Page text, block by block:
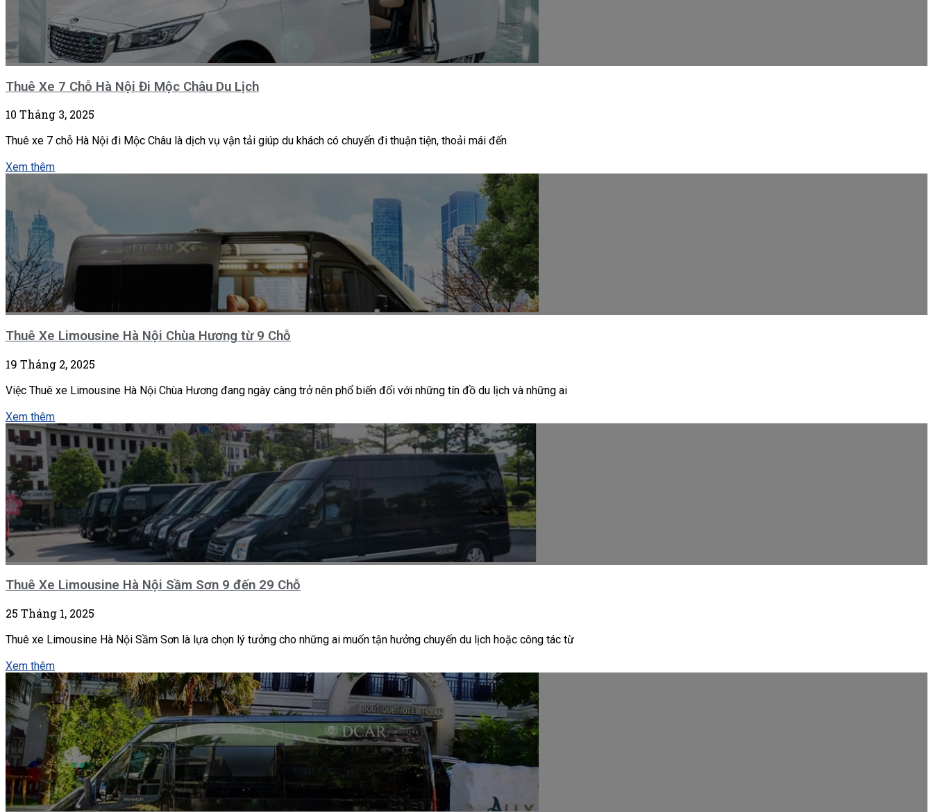
Thuê Xe 7 Chỗ Hà Nội Đi Mộc Châu Du Lịch
10 Tháng 3, 2025
Thuê xe 7 chỗ Hà Nội đi Mộc Châu là dịch vụ vận tải giúp du khách có chuyến đi thuận tiện, thoải mái đến
Xem thêm
Thuê Xe Limousine Hà Nội Chùa Hương từ 9 Chỗ
19 Tháng 2, 2025
Việc Thuê xe Limousine Hà Nội Chùa Hương đang ngày càng trở nên phổ biến đối với những tín đồ du lịch và những ai
Xem thêm
Thuê Xe Limousine Hà Nội Sầm Sơn 9 đến 29 Chỗ
25 Tháng 1, 2025
Thuê xe Limousine Hà Nội Sầm Sơn là lựa chọn lý tưởng cho những ai muốn tận hưởng chuyến du lịch hoặc công tác từ
Xem thêm